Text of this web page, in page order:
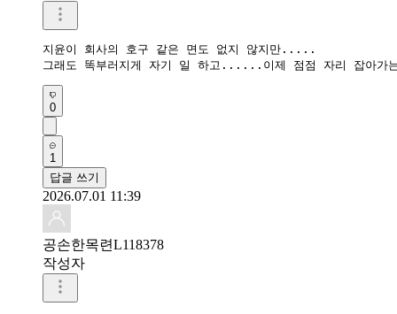
지윤이 회사의 호구 같은 면도 없지 않지만.....
그래도 똑부러지게 자기 일 하고......이제 점점 자리 잡아가
0
1
답글 쓰기
2026.07.01 11:39
공손한목련L118378
작성자